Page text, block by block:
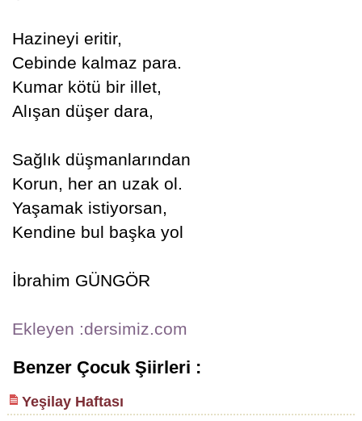
Hazineyi eritir,
Cebinde kalmaz para.
Kumar kötü bir illet,
Alışan düşer dara,
Sağlık düşmanlarından
Korun, her an uzak ol.
Yaşamak istiyorsan,
Kendine bul başka yol
İbrahim GÜNGÖR
Ekleyen :dersimiz.com
Benzer Çocuk Şiirleri :
Yeşilay Haftası